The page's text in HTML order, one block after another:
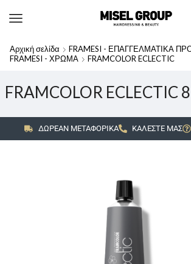
Αρχική σελίδα
FRAMESI - ΕΠΑΓΓΕΛΜΑΤΙΚΑ
FRAMESI - ΧΡΩΜΑ
FRAMCOLOR ECLECTIC
FRAMCOLOR ECLECTIC
ΔΩΡΕΑΝ ΜΕΤΑΦΟΡΙΚΑ ΚΑΛΕΣΤΕ ΜΑΣ